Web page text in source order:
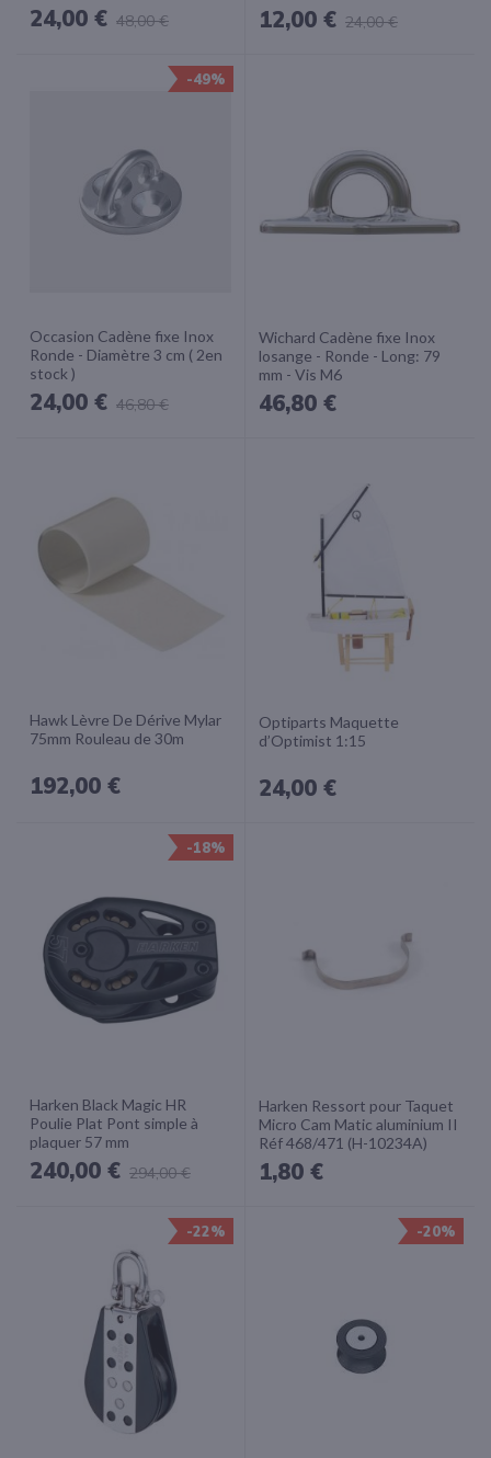
24,00 € 48,00 € 12,00 € 24,00 €
-49%
Occasion Cadène fixe Inox
Ronde - Diamètre 3 cm ( 2en
stock )
24,00 € 46,80 €
Wichard Cadène fixe Inox
losange - Ronde - Long: 79
mm - Vis M6
46,80 €
Hawk Lèvre De Dérive Mylar
75mm Rouleau de 30m
192,00 €
Optiparts Maquette
d’Optimist 1:15
24,00 €
-18%
Harken Black Magic HR
Poulie Plat Pont simple à
plaquer 57 mm
240,00 € 294,00 €
Harken Ressort pour Taquet
Micro Cam Matic aluminium II
Réf 468/471 (H-10234A)
1,80 €
-22% -20%